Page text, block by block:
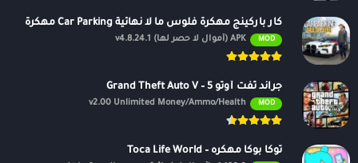
ليس هناك فائز بعملية المزايدة والهدف من العملية هو أن يقوم كل لاعب
بإعلان عدد اللمات التي بإمكانه الحصول عليها لوحده.
يحصل كل لاعب على فرصة واحدة فقط لطلب عدد اللمات الذي يريده
ويمكن أن يكون هذا العدد بين 2 – 13 لمة.
كار باركينج مهكرة فلوس ما لا نهائية Car Parking مهكرة
MOD APK (أموال لا حصر لها) v4.8.24.1
جراند ثفت أوتو 5 – Grand Theft Auto V
MOD
v2.00 Unlimited Money/Ammo/Health
توكا بوكا مهكره – Toca Life World